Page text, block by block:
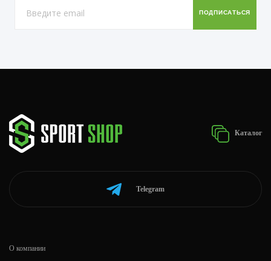
Каталог
Telegram
О компании